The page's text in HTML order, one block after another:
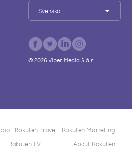
Svenska
© 2026Viber Media S.à r.l.
Rakuten Travel
Rakuten Marketing
Rakuten TV About Rakuten